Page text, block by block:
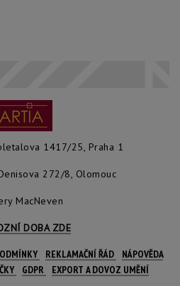
1417/25, Praha 1
272/8, Olomouc
MacNeven
DOBA ZDE
REKLAMAČNÍ ŘÁD
NÁPOVĚDA
GDPR EXPORT A DOVOZ UMĚNÍ